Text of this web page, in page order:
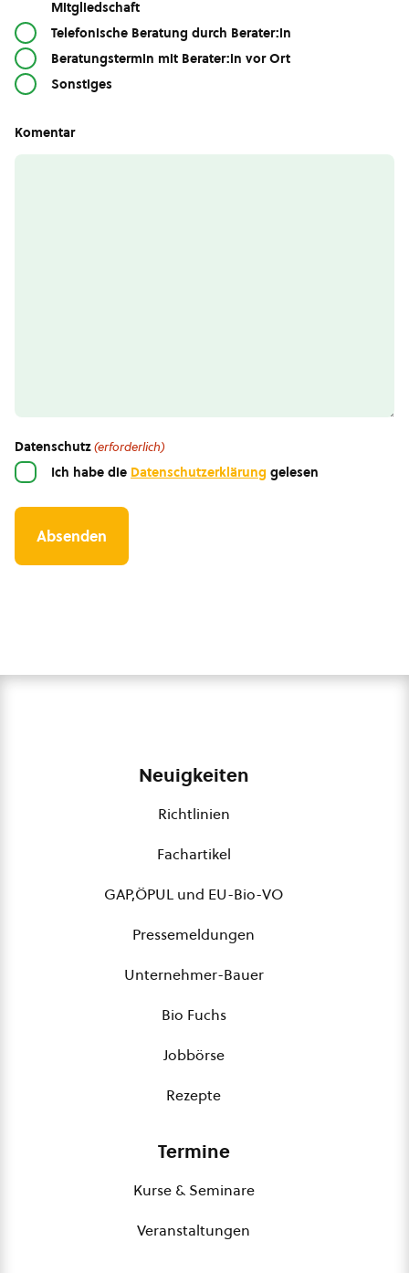
Mitgliedschaft
Telefonische Beratung durch Berater:in
Beratungstermin mit Berater:in vor Ort
Sonstiges
Komentar
Datenschutz(erforderlich)
Ich habe die Datenschutzerklärung gelesen
Neuigkeiten
Richtlinien
Fachartikel
GAP,ÖPUL und EU-Bio-VO
Pressemeldungen
Unternehmer-Bauer
Bio Fuchs
Jobbörse
Rezepte
Termine
Kurse & Seminare
Veranstaltungen